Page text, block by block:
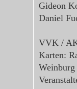
Gideon
Daniel
VVK /
Karten:
Weinburg